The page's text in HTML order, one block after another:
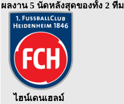
ผลงาน 5 นัดหลังสุดของทั้ง 2 ทีม
ไฮน์เดนเฮลม์